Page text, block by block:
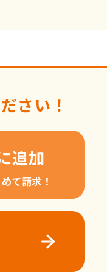
さい！
追加
て請求！